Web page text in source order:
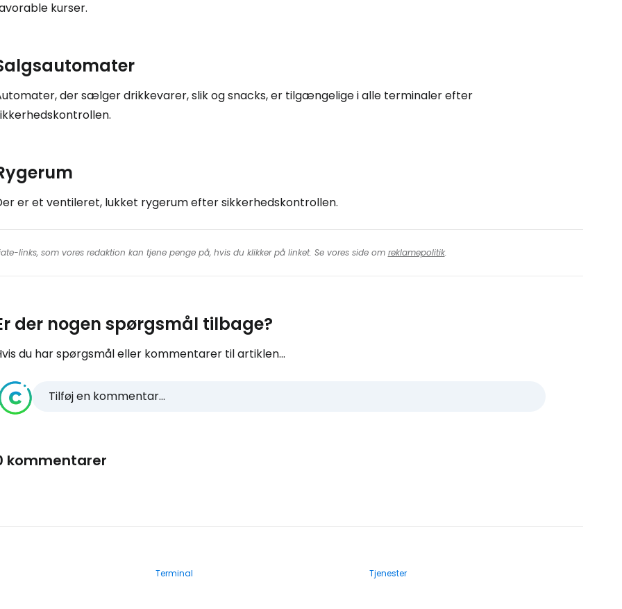
kurser.
der sælger drikkevarer, slik og snacks, er tilgængelige i alle terminaler efter
er et ventileret, lukket rygerum efter sikkerhedskontrollen.
links, som vores redaktion kan tjene penge på, hvis du klikker på linket. Se vores side om reklamepolitik.
der nogen spørgsmål tilbage?
du har spørgsmål eller kommentarer til artiklen...
Tilføj en kommentar...
kommentarer
Terminal Tjenester